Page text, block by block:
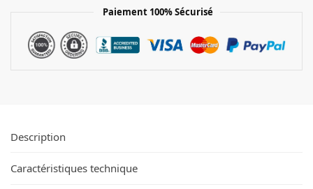
Paiement 100% Sécurisé
Description
Caractéristiques technique